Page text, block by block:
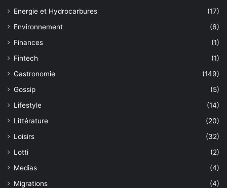
Energie et Hydrocarbures
(17)
Environnement
(6)
Finances
(1)
Fintech
(1)
Gastronomie
(149)
Gossip
(5)
Lifestyle
(14)
Littérature
(20)
Loisirs
(32)
Lotti
(2)
Medias
(4)
Migrations
(4)